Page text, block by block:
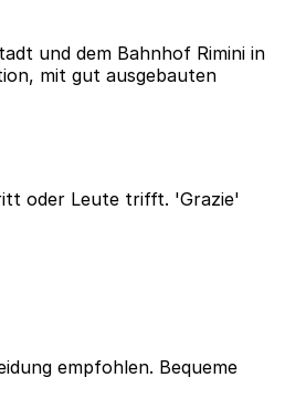
und dem Bahnhof Rimini in
mit gut ausgebauten
oder Leute trifft. 'Grazie'
empfohlen. Bequeme